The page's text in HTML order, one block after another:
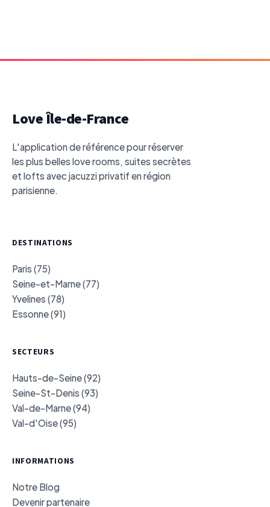
Love Île-de-France
L'application de référence pour réserver
les plus belles love rooms, suites secrètes
et lofts avec jacuzzi privatif en région
parisienne.
DESTINATIONS
Paris (75)
Seine-et-Marne (77)
Yvelines (78)
Essonne (91)
SECTEURS
Hauts-de-Seine (92)
Seine-St-Denis (93)
Val-de-Marne (94)
Val-d'Oise (95)
INFORMATIONS
Notre Blog
Devenir partenaire